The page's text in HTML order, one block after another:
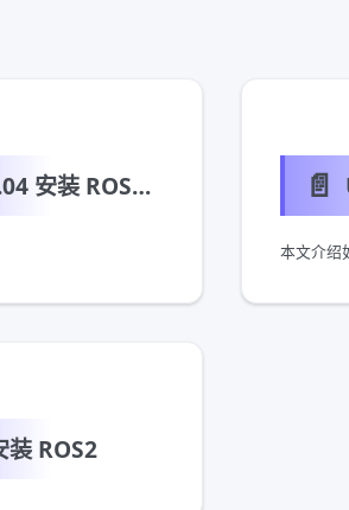
Ubuntu 20.04 安装 ROS2 Foxy 📄️
ROS2